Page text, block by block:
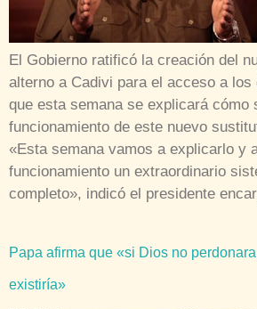
El Gobierno ratificó la creación del
alterno a Cadivi para el acceso a
que esta semana se explicará cómo
funcionamiento de este nuevo
«Esta semana vamos a explicarlo y
funcionamiento un extraordinario
completo», indicó el presidente
Papa afirma que «si Dios no
existiría»